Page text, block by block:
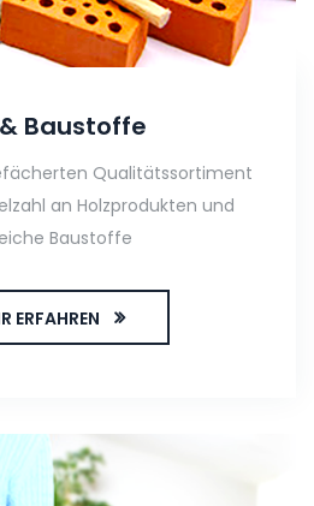
Baustoffe
Qualitätssortiment
an Holzprodukten und
Baustoffe
ERFAHREN